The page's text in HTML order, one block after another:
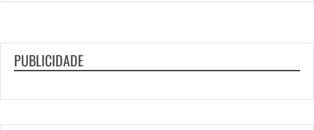
PUBLICIDADE